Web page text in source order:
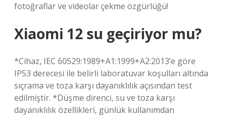
fotoğraflar ve videolar çekme özgürlüğü!
Xiaomi 12 su geçiriyor mu?
*Cihaz, IEC 60529:1989+A1:1999+A2:2013’e göre
IP53 derecesi ile belirli laboratuvar koşulları altında
sıçrama ve toza karşı dayanıklılık açısından test
edilmiştir. *Düşme direnci, su ve toza karşı
dayanıklılık özellikleri, günlük kullanımdan